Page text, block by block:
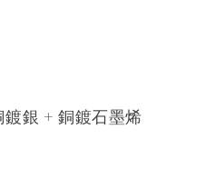
銀 + 銅鍍石墨烯